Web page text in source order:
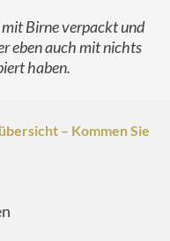
mit Birne verpackt und
eben auch mit nichts
haben.
– Kommen Sie